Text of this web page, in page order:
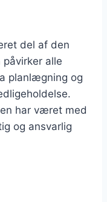
del af den
alle
planlægning og
har været med
og ansvarlig